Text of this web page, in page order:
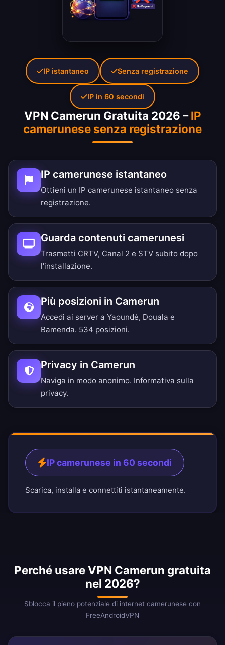
VPN Camerun Gratuita 2026 –IP
camerunese senza registrazione
IP camerunese istantaneo
Ottieni un IP camerunese istantaneo senza
registrazione.
Guarda contenuti camerunesi
Trasmetti CRTV, Canal 2 e STV subito dopo
l'installazione.
Più posizioni in Camerun
Accedi ai server a Yaoundé, Douala e
Bamenda. 534 posizioni.
Privacy in Camerun
Naviga in modo anonimo. Informativa sulla
privacy.
IP camerunese in 60 secondi
Scarica, installa e connettiti istantaneamente.
IP istantaneo Senza registrazione
IP in 60 secondi
Perché usare VPN Camerun gratuita
nel 2026?
Sblocca il pieno potenziale di internet camerunese con
FreeAndroidVPN